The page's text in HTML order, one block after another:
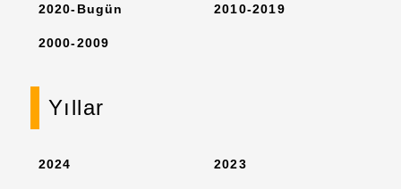
2020-Bugün
2000-2009
2010-2019
Yıllar
2024 2023